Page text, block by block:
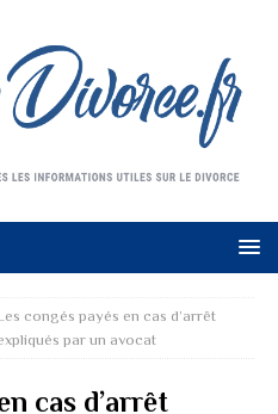
congés payés en cas d’arrêt
par un avocat
cas d’arrêt